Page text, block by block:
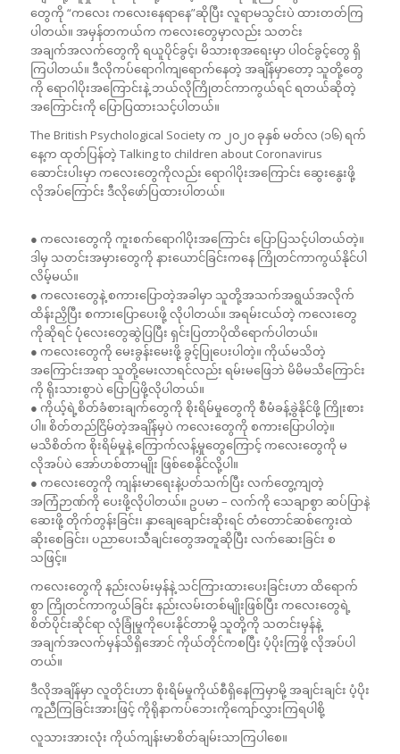
တွေကို “ကလေး ကလေးနေရာနေ”ဆိုပြီး လူရာမသွင်းပဲ ထားတတ်ကြ
ပါတယ်။ အမှန်တကယ်က ကလေးတွေမှာလည်း သတင်း
အချက်အလက်တွေကို ရယူပိုင်ခွင့်၊ မိသားစုအရေးမှာ ပါဝင်ခွင့်တွေ ရှိ
ကြပါတယ်။ ဒီလိုကပ်ရောဂါကျရောက်နေတဲ့ အချိန်မှာတော့ သူတို့တွေ
ကို ရောဂါပိုးအကြောင်းနဲ့ ဘယ်လိုကြိုတင်ကာကွယ်ရင် ရတယ်ဆိုတဲ့
အကြောင်းကို ပြောပြထားသင့်ပါတယ်။
The British Psychological Society က ၂၀၂၀ ခုနှစ် မတ်လ (၁၆) ရက်
နေ့က ထုတ်ပြန်တဲ့ Talking to children about Coronavirus
ဆောင်းပါးမှာ ကလေးတွေကိုလည်း ရောဂါပိုးအကြောင်း ဆွေးနွေးဖို့
လိုအပ်ကြောင်း ဒီလိုဖော်ပြထားပါတယ်။
● ကလေးတွေကို ကူးစက်ရောဂါပိုးအကြောင်း ပြောပြသင့်ပါတယ်တဲ့။
ဒါမှ သတင်းအမှားတွေကို နားယောင်ခြင်းကနေ ကြိုတင်ကာကွယ်နိုင်ပါ
လိမ့်မယ်။
● ကလေးတွေနဲ့ စကားပြောတဲ့အခါမှာ သူတို့အသက်အရွယ်အလိုက်
ထိန်းညှိပြီး စကားပြောပေးဖို့ လိုပါတယ်။ အရမ်းငယ်တဲ့ ကလေးတွေ
ကိုဆိုရင် ပုံလေးတွေဆွဲပြပြီး ရှင်းပြတာပိုထိရောက်ပါတယ်။
● ကလေးတွေကို မေးခွန်းမေးဖို့ ခွင့်ပြုပေးပါတဲ့။ ကိုယ်မသိတဲ့
အကြောင်းအရာ သူတို့မေးလာရင်လည်း ရမ်းမဖြေဘဲ မိမိမသိကြောင်း
ကို ရိုးသားစွာပဲ ပြောပြဖို့လိုပါတယ်။
● ကိုယ့်ရဲ့စိတ်ခံစားချက်တွေကို စိုးရိမ်မှုတွေကို စီမံခန့်ခွဲနိုင်ဖို့ ကြိုးစား
ပါ။ စိတ်တည်ငြိမ်တဲ့အချိန်မှပဲ ကလေးတွေကို စကားပြောပါတဲ့။
မသိစိတ်က စိုးရိမ်မှုနဲ့ ကြောက်လန့်မှုတွေကြောင့် ကလေးတွေကို မ
လိုအပ်ပဲ အော်ဟစ်တာမျိုး ဖြစ်စေနိုင်လို့ပါ။
● ကလေးတွေကို ကျန်းမာရေးနဲ့ပတ်သက်ပြီး လက်တွေ့ကျတဲ့
အကြံဉာဏ်ကို ပေးဖို့လိုပါတယ်။ ဥပမာ – လက်ကို သေချာစွာ ဆပ်ပြာနဲ့
ဆေးဖို့ တိုက်တွန်းခြင်း၊ နှာချေချောင်းဆိုးရင် တံတောင်ဆစ်ကွေးထဲ
ဆိုးစေခြင်း၊ ပညာပေးသီချင်းတွေအတူဆိုပြီး လက်ဆေးခြင်း စ
သဖြင့်။
ကလေးတွေကို နည်းလမ်းမှန်နဲ့ သင်ကြားထားပေးခြင်းဟာ ထိရောက်
စွာ ကြိုတင်ကာကွယ်ခြင်း နည်းလမ်းတစ်မျိုးဖြစ်ပြီး ကလေးတွေရဲ့
စိတ်ပိုင်းဆိုင်ရာ လုံခြုံမှုကိုပေးနိုင်တာမို့ သူတို့ကို သတင်းမှန်နဲ့
အချက်အလက်မှန်သိရှိအောင် ကိုယ်တိုင်ကစပြီး ပံ့ပိုးကြဖို့ လိုအပ်ပါ
တယ်။
ဒီလိုအချိန်မှာ လူတိုင်းဟာ စိုးရိမ်မှုကိုယ်စီရှိနေကြမှာမို့ အချင်းချင်း ပံ့ပိုး
ကူညီကြခြင်းအားဖြင့် ကိုရိုနာကပ်ဘေးကိုကျော်လွှားကြရပါစို့
လူသားအားလုံး ကိုယ်ကျန်းမာစိတ်ချမ်းသာကြပါစေ။